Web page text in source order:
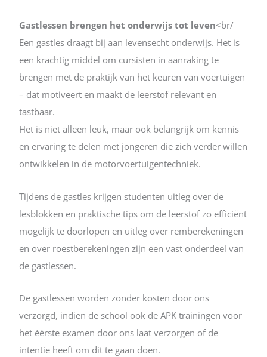
Gastlessen brengen het onderwijs tot leven<br/
Een gastles draagt bij aan levensecht onderwijs. Het is
een krachtig middel om cursisten in aanraking te
brengen met de praktijk van het keuren van voertuigen
– dat motiveert en maakt de leerstof relevant en
tastbaar.
Het is niet alleen leuk, maar ook belangrijk om kennis
en ervaring te delen met jongeren die zich verder willen
ontwikkelen in de motorvoertuigentechniek.
Tijdens de gastles krijgen studenten uitleg over de
lesblokken en praktische tips om de leerstof zo efficiënt
mogelijk te doorlopen en uitleg over remberekeningen
en over roestberekeningen zijn een vast onderdeel van
de gastlessen.
De gastlessen worden zonder kosten door ons
verzorgd, indien de school ook de APK trainingen voor
het éérste examen door ons laat verzorgen of de
intentie heeft om dit te gaan doen.